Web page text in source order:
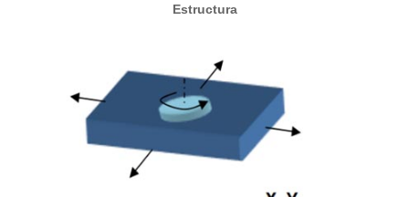
Estructura